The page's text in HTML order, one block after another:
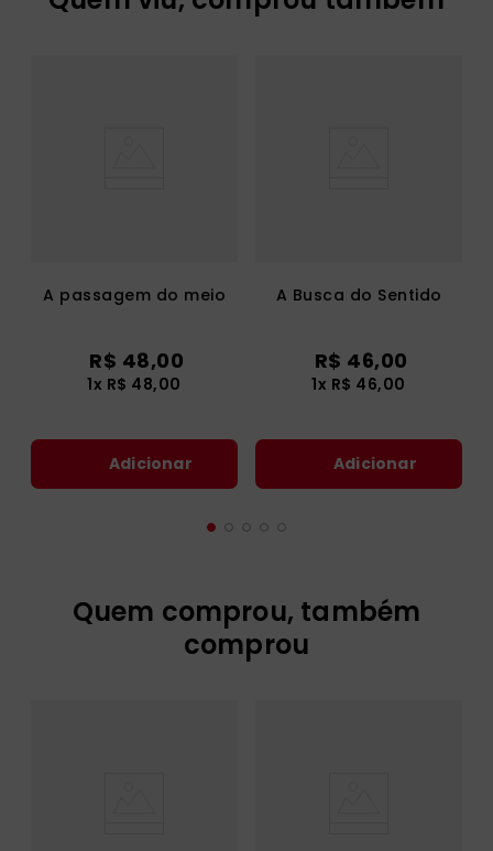
A passagem do meio
R$ 48,00
1x R$ 48,00
Adicionar
A Busca do Sentido
R$ 46,00
1x R$ 46,00
Adicionar
Quem comprou, também
comprou